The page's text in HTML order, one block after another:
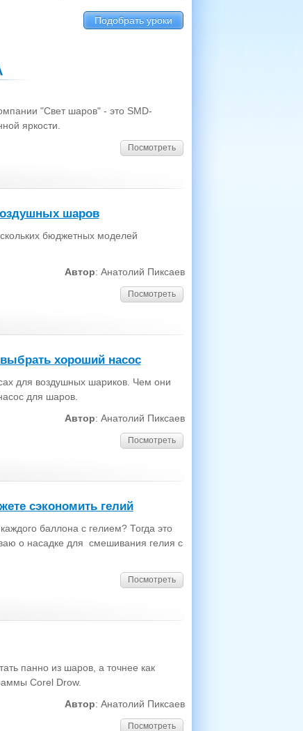
"Свет шаров" - это SMD-
яркости.
Посмотреть
шаров
бюджетных моделей
Автор: Анатолий Пиксаев
Посмотреть
хороший насос
для воздушных шариков. Чем они
для шаров.
Автор: Анатолий Пиксаев
Посмотреть
сэкономить гелий
баллона с гелием? Тогда это
о насадке для смешивания гелия с
Посмотреть
панно из шаров, а точнее как
Corel Drow.
Автор: Анатолий Пиксаев
Посмотреть